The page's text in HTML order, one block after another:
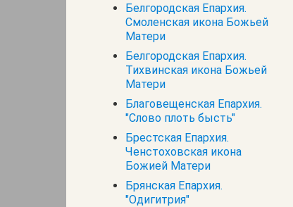
Белгородская Епархия.
Смоленская икона Божьей
Матери
Белгородская Епархия.
Тихвинская икона Божьей
Матери
Благовещенская Епархия.
"Слово плоть бысть"
Брестская Епархия.
Ченстоховская икона
Божией Матери
Брянская Епархия.
"Одигитрия"